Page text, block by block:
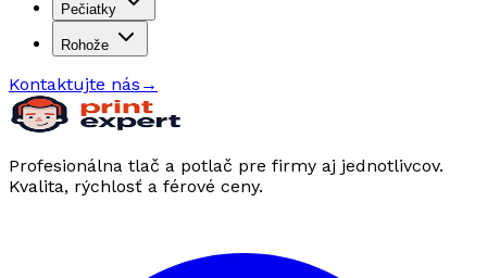
Pečiatky
Rohože
Kontaktujte nás →
Profesionálna tlač a potlač pre firmy aj jednotlivcov.
Kvalita, rýchlosť a férové ceny.